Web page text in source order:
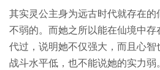
其实灵公主身为远古时代就存在
不弱的。而她之所以能在仙境中
代过，说明她不仅强大，而且心
战斗水平低，也不能说她的实力弱